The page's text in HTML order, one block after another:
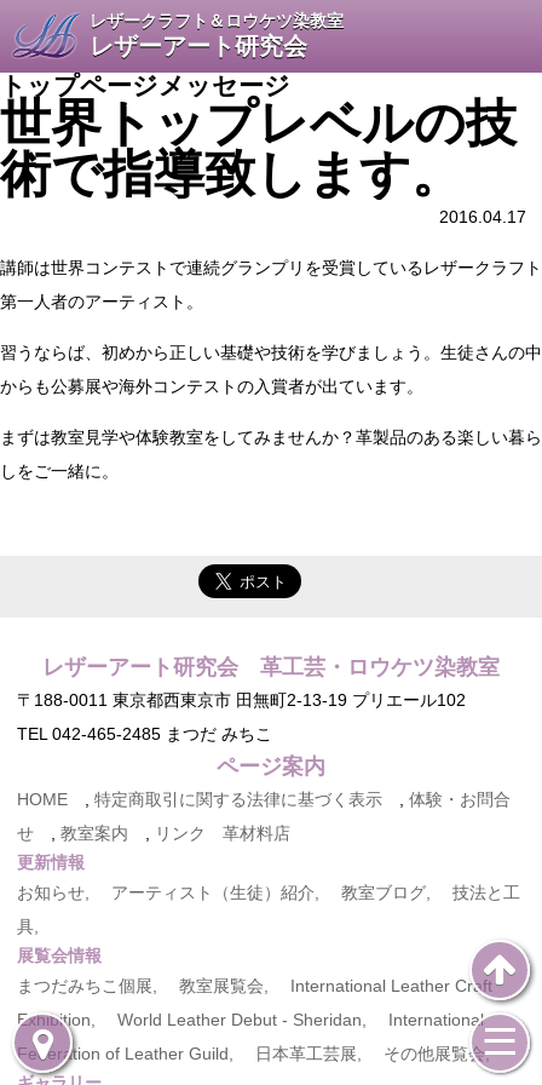
レザークラフト＆ロウケツ染教室
レザーアート研究会
トップページメッセージ
世界トップレベルの技
術で指導致します。
2016.04.17
講師は世界コンテストで連続グランプリを受賞しているレザークラフト
第一人者のアーティスト。
習うならば、初めから正しい基礎や技術を学びましょう。生徒さんの中
からも公募展や海外コンテストの入賞者が出ています。
まずは教室見学や体験教室をしてみませんか？革製品のある楽しい暮ら
しをご一緒に。
レザーアート研究会 革工芸・ロウケツ染教室
〒188-0011 東京都西東京市 田無町2-13-19 プリエール102
TEL 042-465-2485 まつだ みちこ
ページ案内
HOME 特定商取引に関する法律に基づく表示
体験・お問合
せ
教室案内
リンク 革材料店
更新情報
お知らせ,
アーティスト（生徒）紹介, 教室ブログ,
技法と工
具,
展覧会情報
まつだみちこ個展,
教室展覧会,
International Leather Craft
Exhibition,
World Leather Debut - Sheridan,
International
Federation of Leather Guild,
日本革工芸展,
その他展覧会,